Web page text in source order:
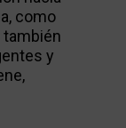
como
también
y